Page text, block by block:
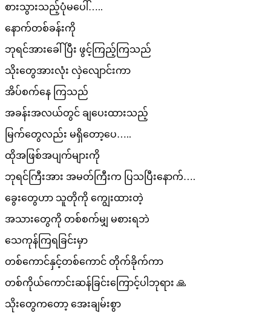
စားသွားသည့်ပုံမပေါ်…..
နောက်တစ်ခန်းကို
ဘုရင်အားခေါ်ပြီး ဖွင့်ကြည့်ကြသည်
သိုးတွေအားလုံး လှဲလျောင်းကာ
အိပ်စက်နေ ကြသည်
အခန်းအလယ်တွင် ချပေးထားသည့်
မြက်တွေလည်း မရှိတော့ပေ…..
ထိုအဖြစ်အပျက်များကို
ဘုရင်ကြီးအား အမတ်ကြီးက ပြသပြီးနောက်….
ခွေးတွေဟာ သူတိုကို ကျွေးထားတဲ့
အသားတွေကို တစ်စက်မျှ မစားရဘဲ
သေကုန်ကြရခြင်းမှာ
တစ်ကောင်နှင့်တစ်ကောင် တိုက်ခိုက်ကာ
တစ်ကိုယ်ကောင်းဆန်ခြင်းကြောင့်ပါဘုရား 🙏
သိုးတွေကတော့ အေးချမ်းစွာ